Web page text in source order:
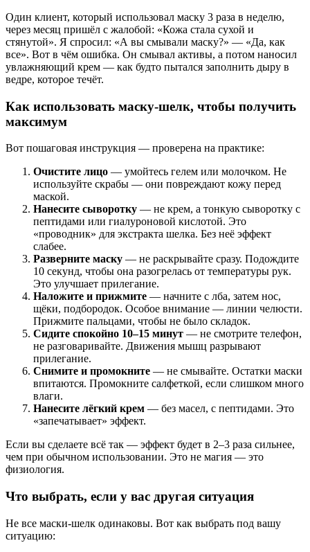
Один клиент, который использовал маску 3 раза в неделю,
через месяц пришёл с жалобой: «Кожа стала сухой и
стянутой». Я спросил: «А вы смывали маску?» — «Да, как
все». Вот в чём ошибка. Он смывал активы, а потом наносил
увлажняющий крем — как будто пытался заполнить дыру в
ведре, которое течёт.
Как использовать маску-шелк, чтобы получить
максимум
Вот пошаговая инструкция — проверена на практике:
Очистите лицо — умойтесь гелем или молочком. Не
используйте скрабы — они повреждают кожу перед
маской.
Нанесите сыворотку — не крем, а тонкую сыворотку с
пептидами или гиалуроновой кислотой. Это
«проводник» для экстракта шелка. Без неё эффект
слабее.
Разверните маску — не раскрывайте сразу. Подождите
10 секунд, чтобы она разогрелась от температуры рук.
Это улучшает прилегание.
Наложите и прижмите — начните с лба, затем нос,
щёки, подбородок. Особое внимание — линии челюсти.
Прижмите пальцами, чтобы не было складок.
Сидите спокойно 10–15 минут — не смотрите телефон,
не разговаривайте. Движения мышц разрывают
прилегание.
Снимите и промокните — не смывайте. Остатки маски
впитаются. Промокните салфеткой, если слишком много
влаги.
Нанесите лёгкий крем — без масел, с пептидами. Это
«запечатывает» эффект.
Если вы сделаете всё так — эффект будет в 2–3 раза сильнее,
чем при обычном использовании. Это не магия — это
физиология.
Что выбрать, если у вас другая ситуация
Не все маски-шелк одинаковы. Вот как выбрать под вашу
ситуацию: